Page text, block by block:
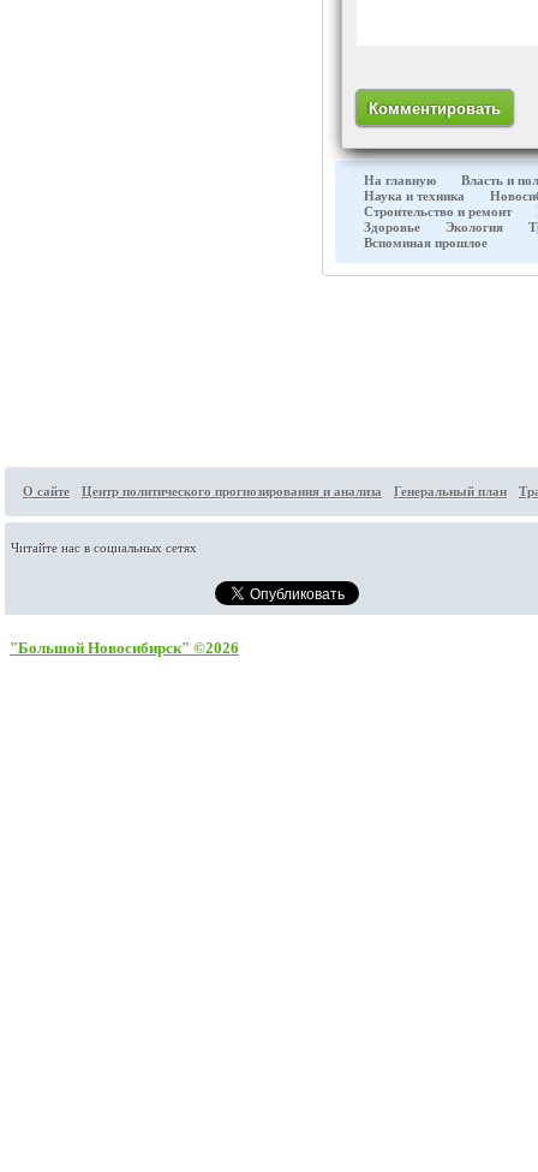
На главную
Власть и
Наука и техника
Строительство и ремонт
Здоровье
Экология
Вспоминая прошлое
О сайте Центр политического прогнозирования и анализа Генеральный план
Читайте нас в социальных сетях
"Большой Новосибирск" ©2026